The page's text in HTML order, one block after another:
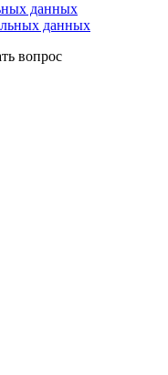
данных
данных
вопрос